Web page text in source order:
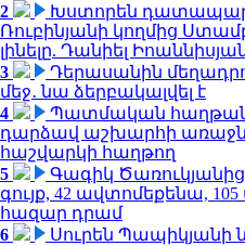
2
Խստորեն
Ռուբինյանի կողմից
լինելը. Դանիել
3
Դերասանին
մեջ․ նա ձերբակալվել է
4
Պատմական
դարձավ աշխարհի
հաշվարկի հաղթող
5
Գագիկ
գույք, 42 ավտոմեքենա, 105
հազար դրամ
6
Սուրեն Պապիկյանի